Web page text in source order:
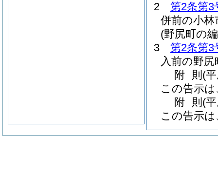
2
第2条第3
併前の小
(野尻町の
3
第2条第3
入前の野
附 則 (
この告示
附 則 (
この告示